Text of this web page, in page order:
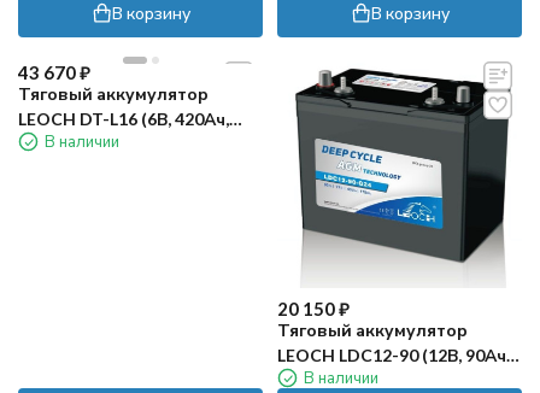
В корзину В корзину
43 670₽
Тяговый аккумулятор
LEOCH DT-L16 (6В, 420Ач,
WET)В наличии
20 150₽
Тяговый аккумулятор
LEOCH LDC12-90 (12В, 90Ач,
AGM)В наличии